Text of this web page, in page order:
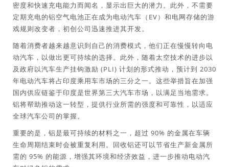
密度和快速充电能力而闻名，显示出巨大的潜力。此外，不需要
定期充电的铝空气电池正在成为电动汽车（EV）和电网存储的游
戏规则改变者，初创公司迅速推进其开发。
随着消费者越来越意识到自己的消费模式，他们正在慢慢转向电
动汽车，以做出更可持续的选择。此外，随着太空技术的进步以
及政府以汽车生产挂钩激励 (PLI) 计划的形式推动，预计到 2030
年电动汽车将占印度乘用车市场的三分之一。这些举措旨在加强
国内供应链鉴于印度是世界第三大汽车市场，以满足当地需求。
铝将帮助推动这一转型，提供行业所需的强度和可靠性，以适应
全球汽车公司的掌握。
重要的是，铝是最可持续的材料之一，超过 90% 的金属在车辆
生命周期结束时会被重复利用。回收铝还可以节省生产新金属所
需的 95% 的能源，增强其环境和经济效益，进一步推动电动汽